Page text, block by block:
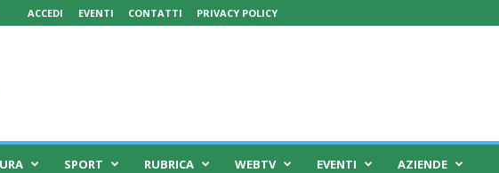
ACCEDI EVENTI CONTATTI PRIVACY POLICY
SPORT RUBRICA WEBTV EVENTI AZIENDE